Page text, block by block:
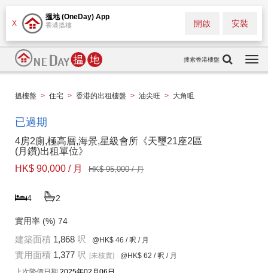
X
搵地 (OneDay) App
香港搵樓 安裝
開啟
搜索香港樓盤
搵樓盤 > 住宅 > 香港的出租樓盤 > 油尖旺 > 大角咀
已過期
4房2廁,極高層,海景,星級會所《天璽21座2區
(月鑽)出租單位》
HK$ 90,000 / 月
HK$ 95,000 / 月
4 2
實用率 (%) 74
建築面積 1,868 呎 @HK$ 46 / 呎 / 月
實用面積 1,377 呎 [未核實] @HK$ 62 / 呎 / 月